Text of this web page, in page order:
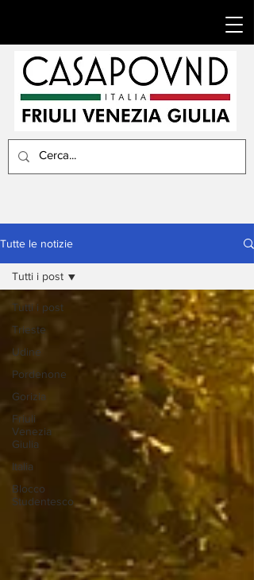
Tutte le notizie
Tutti i post
Trieste
Udine
Pordenone
Gorizia
Friuli
Venezia
Giulia
Italia
Blocco
Studentesco
Tutti i post